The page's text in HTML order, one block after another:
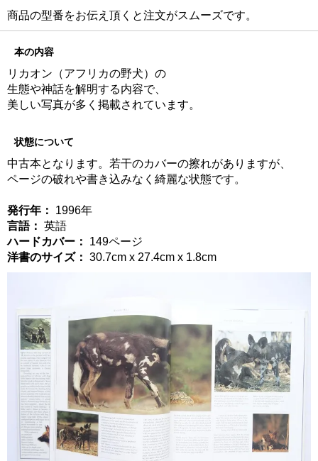
商品の型番をお伝え頂くと注文がスムーズです。
本の内容
リカオン（アフリカの野犬）の
生態や神話を解明する内容で、
美しい写真が多く掲載されています。
状態について
中古本となります。若干のカバーの擦れがありますが、
ページの破れや書き込みなく綺麗な状態です。
発行年：
1996年
言語： 英語
ハードカバー：
149ページ
洋書のサイズ： 30.7cm x 27.4cm x 1.8cm